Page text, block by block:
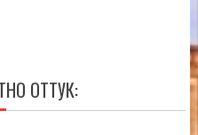
ОТТУК: